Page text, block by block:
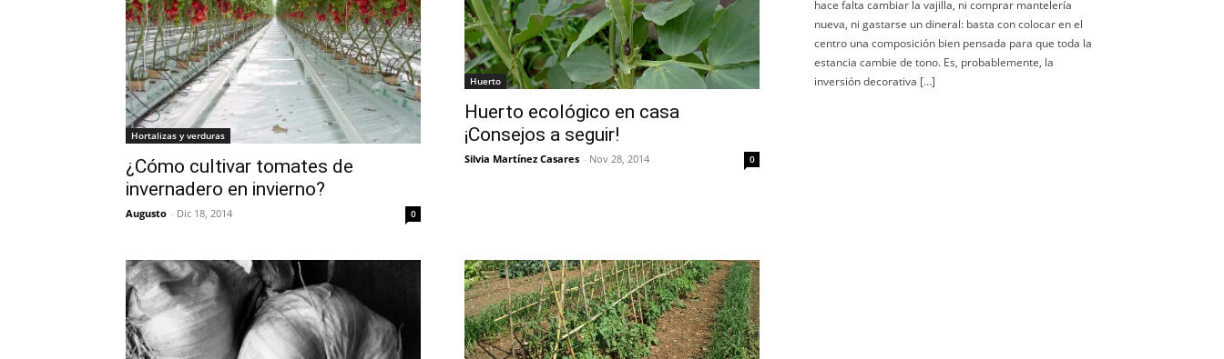
Hortalizas y verduras
¿Cómo cultivar tomates de
invernadero en invierno?
Augusto - Dic 18, 2014 0
Huerto
Huerto ecológico en casa
¡Consejos a seguir!
Silvia Martínez Casares - Nov 28, 2014 0
hace falta cambiar la vajilla, ni comprar mantelería
nueva, ni gastarse un dineral: basta con colocar en el
centro una composición bien pensada para que toda la
estancia cambie de tono. Es, probablemente, la
inversión decorativa […]